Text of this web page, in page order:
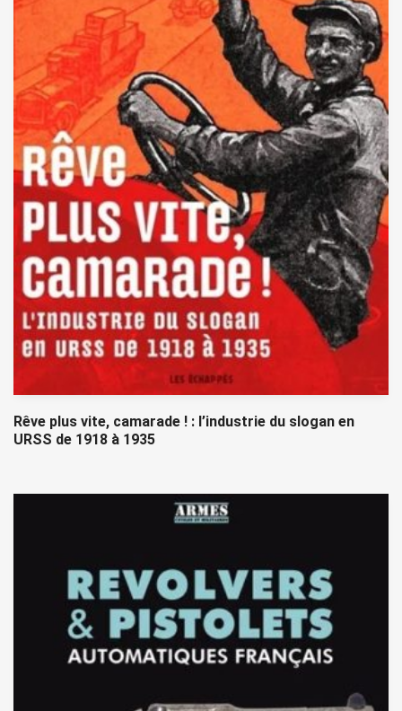
Rêve plus vite, camarade ! : l’industrie du slogan en
URSS de 1918 à 1935